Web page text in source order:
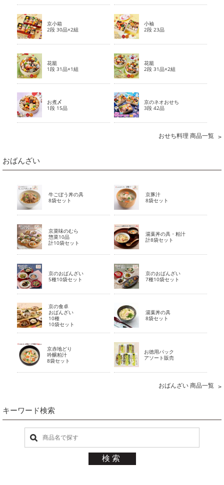
京小箱
2段 30品×2組
小袖
2段 23品
花籠
1段 31品×1組
花籠
2段 31品×2組
お煮〆
1段 15品
京のネオおせち
3段 42品
おせち料理 商品一覧
おばんざい
牛ごぼう丼の具
8袋セット
京豚汁
8袋セット
京菜味のむら
惣菜10品
計10袋セット
湯葉丼の具・粕汁
計8袋セット
京のおばんざい
5種10袋セット
京のおばんざい
7種10袋セット
京の食卓
おばんざい
10種
10袋セット
湯葉丼の具
8袋セット
京赤地どり
吟醸粕汁
8袋セット
お徳用パック
アソート販売
おばんざい 商品一覧
キーワード検索